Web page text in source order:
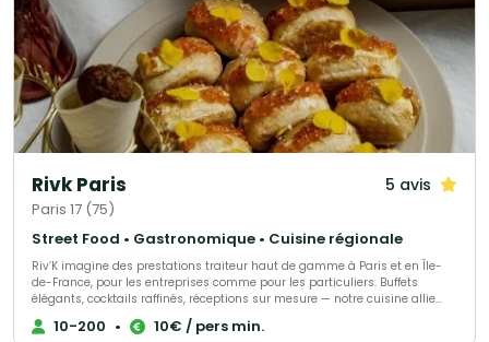
Rivk Paris 5 avis
Paris 17 (75)
Street Food • Gastronomique • Cuisine régionale
Riv’K imagine des prestations traiteur haut de gamme à Paris et en Île-
de-France, pour les entreprises comme pour les particuliers. Buffets
élégants, cocktails raffinés, réceptions sur mesure — notre cuisine allie
générosité, précision et influences levantines. Traiteur parisien à votre
écoute, nous nous adaptons à toutes vos envies et à chaque occasion.
10-200 • 10€ / pers min.